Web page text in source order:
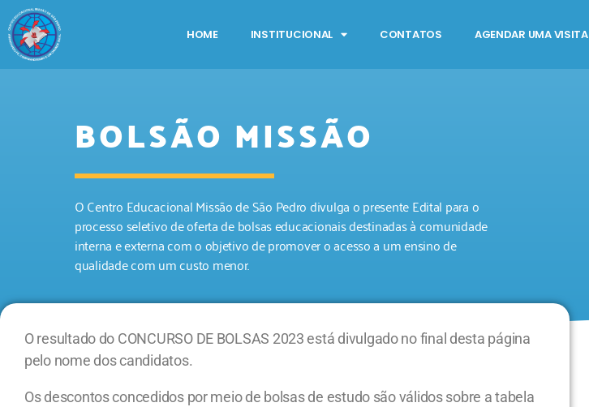
HOME INSTITUCIONAL CONTATOS AGENDAR UMA VISITA
BOLSÃO MISSÃO
O Centro Educacional Missão de São Pedro divulga o presente Edital para o
processo seletivo de oferta de bolsas educacionais destinadas à comunidade
interna e externa com o objetivo de promover o acesso a um ensino de
qualidade com um custo menor.
O resultado do CONCURSO DE BOLSAS 2023 está divulgado no final desta página
pelo nome dos candidatos.
Os descontos concedidos por meio de bolsas de estudo são válidos sobre a tabela